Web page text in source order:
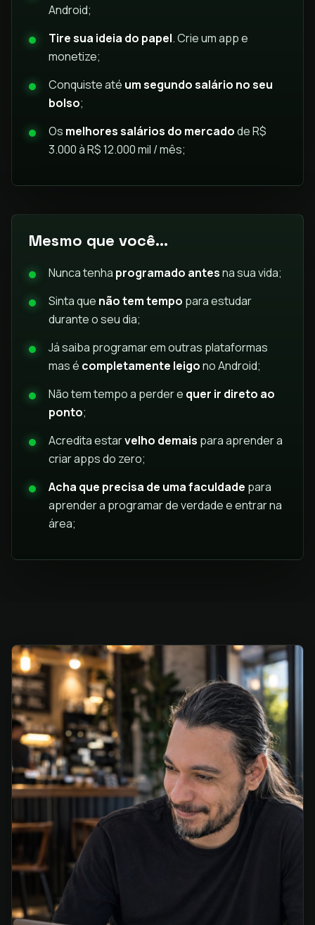
Android;
Tire sua ideia do papel. Crie um app e
monetize;
Conquiste até um segundo salário no seu
bolso;
Os melhores salários do mercadode R$
3.000 à R$ 12.000 mil / mês;
Mesmo que você...
Nunca tenha programado antesna sua vida;
Sinta que não tem tempo para estudar
durante o seu dia;
Já saiba programar em outras plataformas
mas é completamente leigono Android;
Não tem tempo a perder e quer ir direto ao
ponto;
Acredita estarvelho demais para aprender a
criar apps do zero;
Acha que precisa de uma faculdade para
aprender a programar de verdade e entrar na
área;